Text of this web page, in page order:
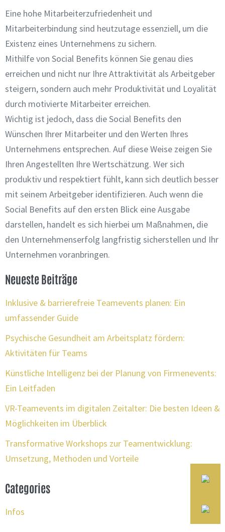
Eine hohe Mitarbeiterzufriedenheit und
Mitarbeiterbindung sind heutzutage essenziell, um die
Existenz eines Unternehmens zu sichern.
Mithilfe von Social Benefits können Sie genau dies
erreichen und nicht nur Ihre Attraktivität als Arbeitgeber
steigern, sondern auch mehr Produktivität und Loyalität
durch motivierte Mitarbeiter erreichen.
Wichtig ist jedoch, dass die Social Benefits den
Wünschen Ihrer Mitarbeiter und den Werten Ihres
Unternehmens entsprechen. Auf diese Weise zeigen Sie
Ihren Angestellten Ihre Wertschätzung. Wer sich
produktiv und respektiert fühlt, kann sich deutlich besser
mit seinem Arbeitgeber identifizieren. Auch wenn die
Social Benefits auf den ersten Blick eine Ausgabe
darstellen, handelt es sich hierbei um Maßnahmen, die
den Unternehmenserfolg langfristig sicherstellen und Ihr
Unternehmen voranbringen.
Neueste Beiträge
Inklusive & barrierefreie Teamevents planen: Ein
umfassender Guide
Psychische Gesundheit am Arbeitsplatz fördern:
Aktivitäten für Teams
Künstliche Intelligenz bei der Planung von Firmenevents:
Ein Leitfaden
VR-Teamevents im digitalen Zeitalter: Die besten Ideen &
Möglichkeiten im Überblick
Transformative Workshops zur Teamentwicklung:
Umsetzung, Methoden und Vorteile
Categories
Infos